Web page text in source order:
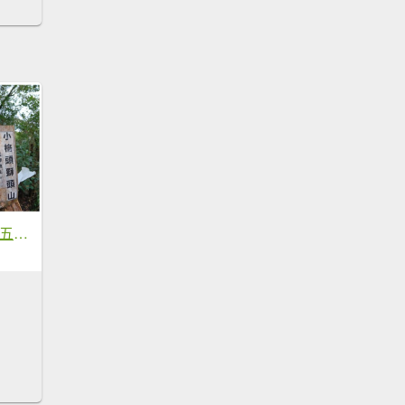
240303雷公埤山（五郎寮山）+鱷魚島景觀步道+小格頭獅頭山